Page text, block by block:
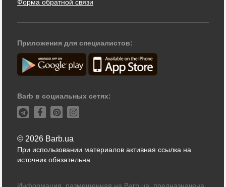
Форма обратной связи
Приложения для специалистов:
Barb в социальных сетях:
© 2026 Barb.ua
При использовании материалов активная ссылка на
источник обязательна